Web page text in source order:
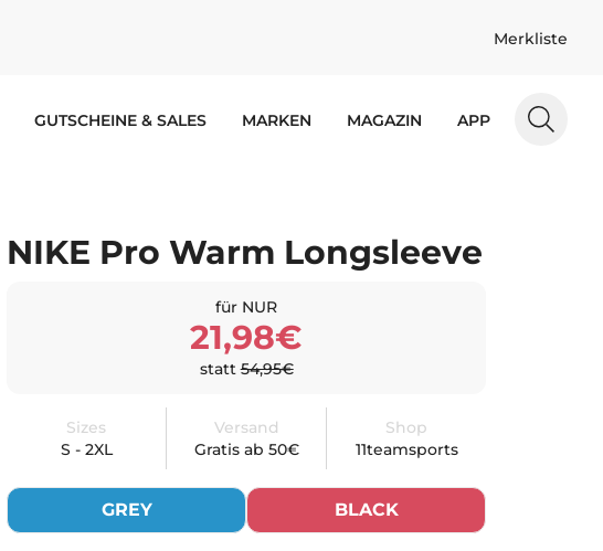
Merkliste
GUTSCHEINE & SALES MARKEN MAGAZIN APP
NIKE Pro Warm Longsleeve
für NUR
21,98€
statt54,95€
Sizes
S - 2XL
Versand
Gratis ab 50€
Shop
11teamsports
GREY BLACK